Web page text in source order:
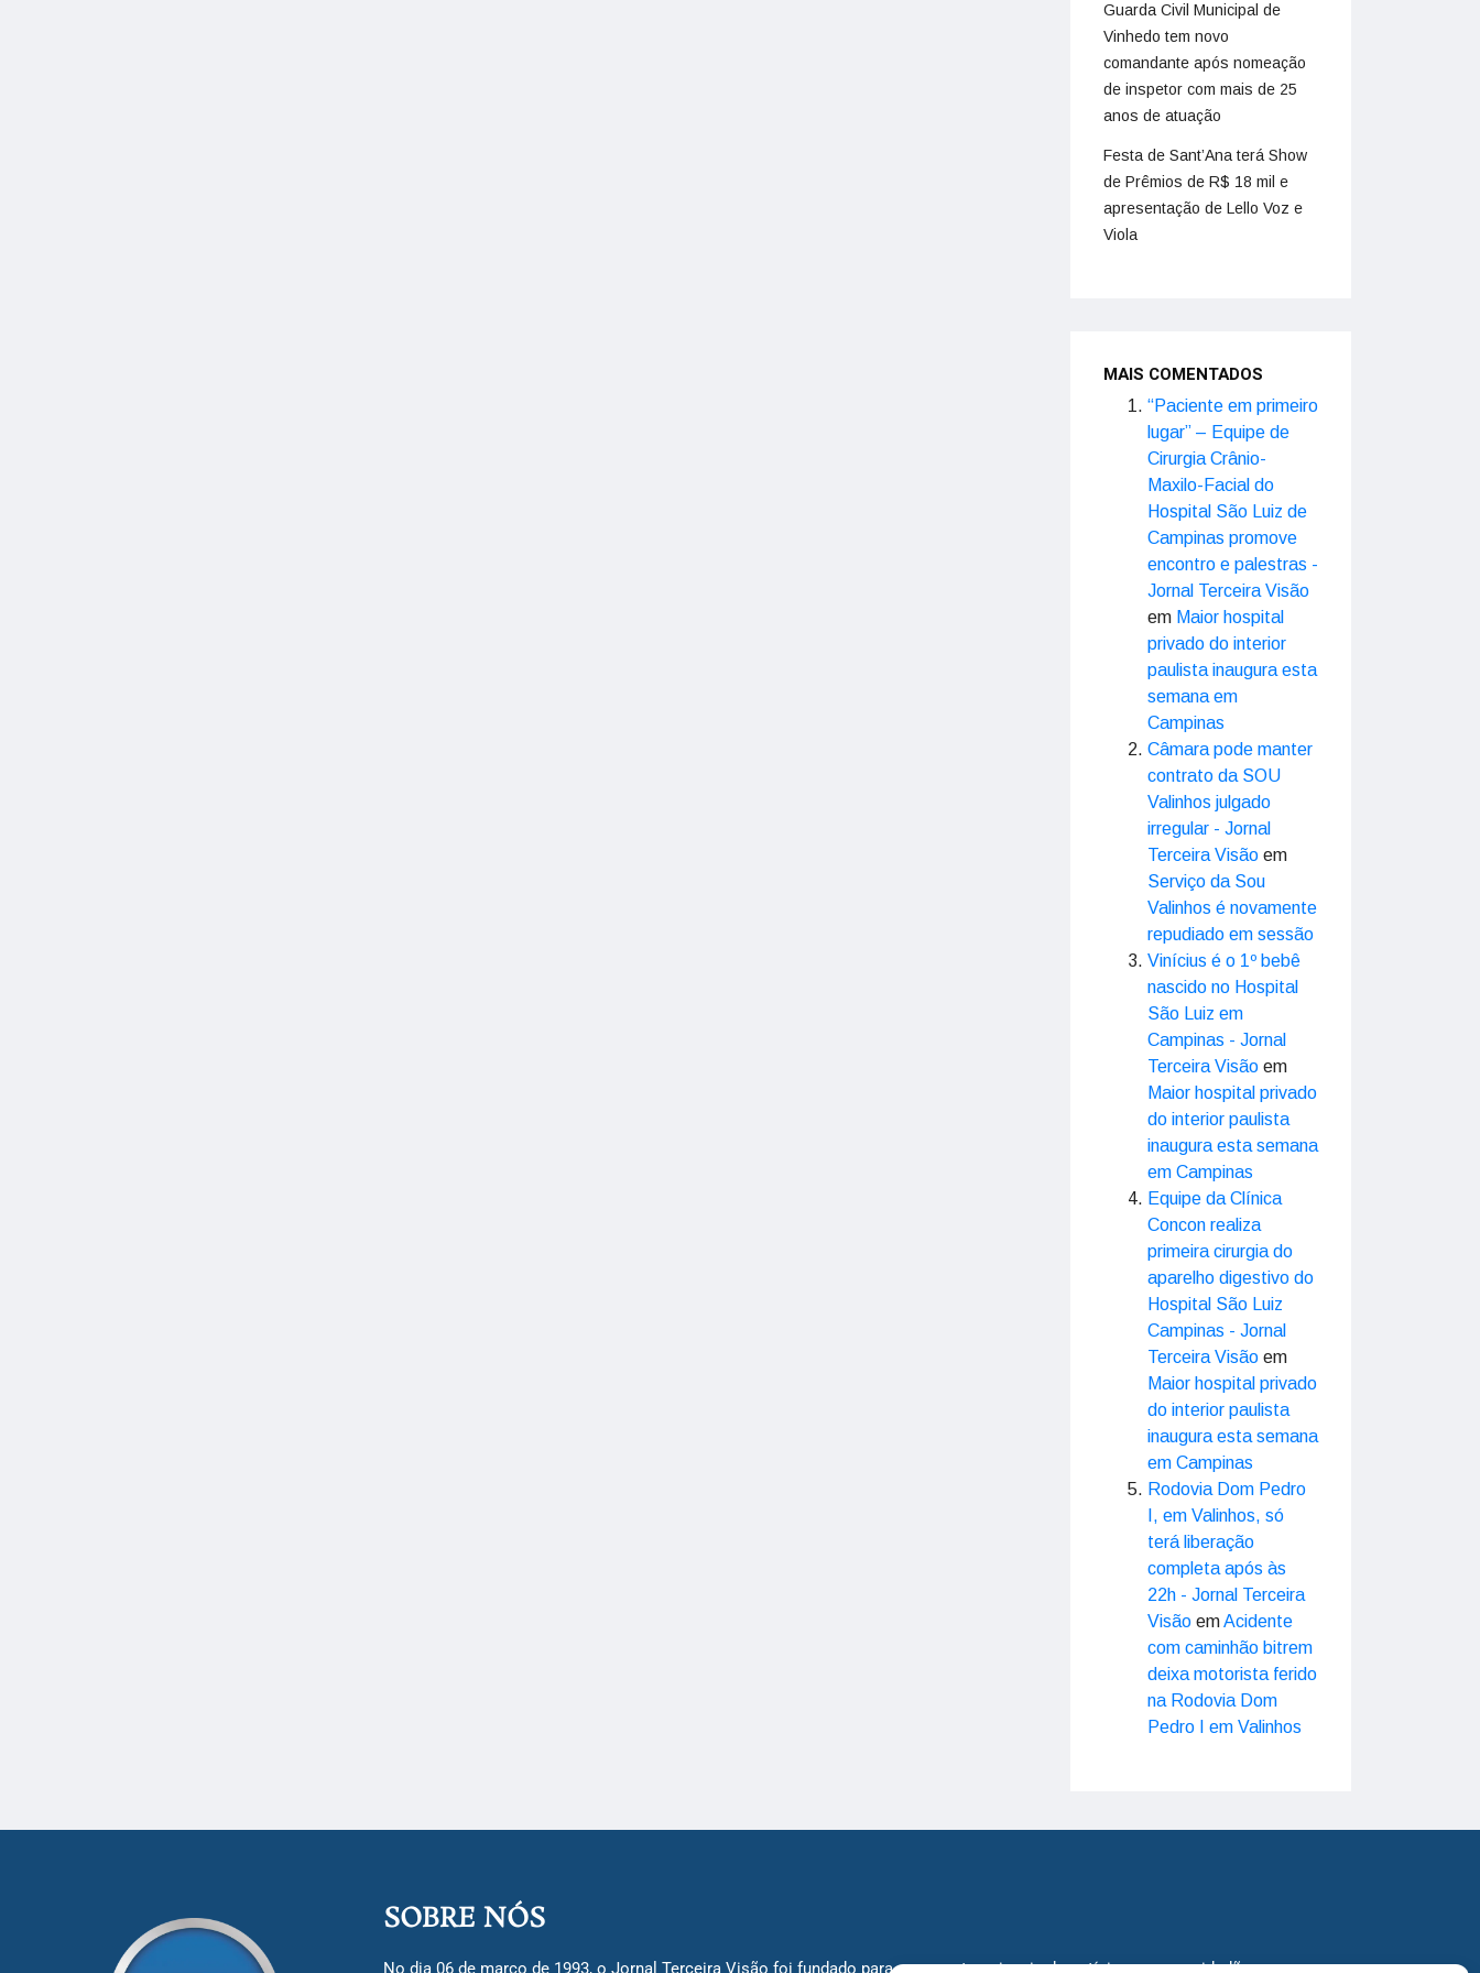
Guarda Civil Municipal de
Vinhedo tem novo
comandante após nomeação
de inspetor com mais de 25
anos de atuação
Festa de Sant’Ana terá Show
de Prêmios de R$ 18 mil e
apresentação de Lello Voz e
Viola
MAIS COMENTADOS
“Paciente em primeiro
lugar” – Equipe de
Cirurgia Crânio-
Maxilo-Facial do
Hospital São Luiz de
Campinas promove
encontro e palestras -
Jornal Terceira Visão
em Maior hospital
privado do interior
paulista inaugura esta
semana em
Campinas
Câmara pode manter
contrato da SOU
Valinhos julgado
irregular - Jornal
Terceira Visão em
Serviço da Sou
Valinhos é novamente
repudiado em sessão
Vinícius é o 1º bebê
nascido no Hospital
São Luiz em
Campinas - Jornal
Terceira Visão em
Maior hospital privado
do interior paulista
inaugura esta semana
em Campinas
Equipe da Clínica
Concon realiza
primeira cirurgia do
aparelho digestivo do
Hospital São Luiz
Campinas - Jornal
Terceira Visão em
Maior hospital privado
do interior paulista
inaugura esta semana
em Campinas
Rodovia Dom Pedro
I, em Valinhos, só
terá liberação
completa após às
22h - Jornal Terceira
Visão emAcidente
com caminhão bitrem
deixa motorista ferido
na Rodovia Dom
Pedro I em Valinhos
SOBRE NÓS
No dia 06 de março de 1993, o Jornal Terceira Visão foi fundado para ser uma terceira via de notícias para os cidadãos